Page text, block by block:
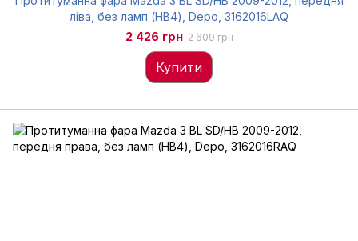
ліва, без ламп (HB4), Depo, 3162016LAQ
2 426 грн 2 609 грн
Купити